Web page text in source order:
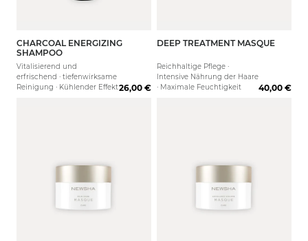
250 ml 1000 ml
CHARCOAL ENERGIZING
SHAMPOO
Vitalisierend und
erfrischend · tiefenwirksame
Reinigung · Kühlender Effekt26,00 €
150 ml
DEEP TREATMENT MASQUE
Reichhaltige Pflege ·
Intensive Nährung der Haare
· Maximale Feuchtigkeit
40,00 €